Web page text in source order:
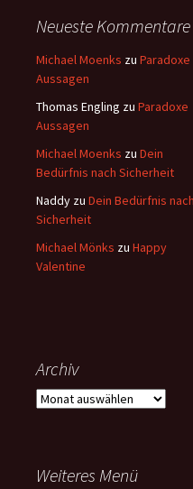
Neueste Kommentare
Michael Moenks zu Paradoxe
Aussagen
Thomas Engling zu Paradoxe
Aussagen
Michael Moenks zu Dein
Bedürfnis nach Sicherheit
Naddy zu Dein Bedürfnis nach
Sicherheit
Michael Mönks zu Happy
Valentine
Archiv
Archiv
Weiteres Menü